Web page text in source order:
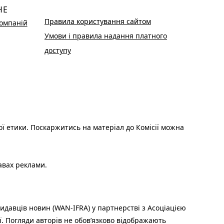
Правила користування сайтом
Умови і правила надання платного
доступу
етики. Поскаржитись на матеріал до Комісії можна
реклами.
новин (WAN-IFRA) у партнерстві з Асоціацією
Погляди авторів не обов’язково відображають